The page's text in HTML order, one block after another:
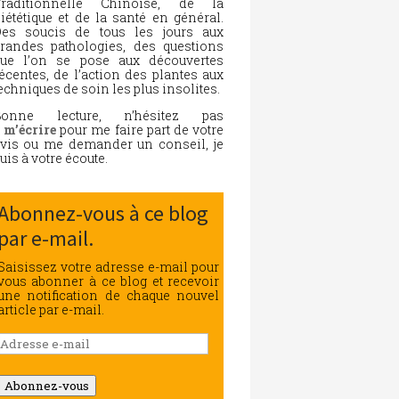
et de la santé en général.
soucis de tous les jours aux
pathologies, des questions
l’on se pose aux découvertes
de l’action des plantes aux
de soin les plus insolites.
lecture, n’hésitez pas
m’écrire pour me faire part de votre
ou me demander un conseil, je
à votre écoute.
vous à ce blog
par e-mail.
votre adresse e-mail pour
abonner à ce blog et recevoir
notification de chaque nouvel
par e-mail.
Abonnez-vous